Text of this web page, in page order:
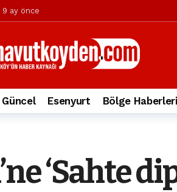
9 ay önce
yönelik suçlamalar 10 ay önce
önce
2 yıl önce
2 yıl önce
3 yıl önce
Güncel Esenyurt Bölge Haberleri
‘Sahte